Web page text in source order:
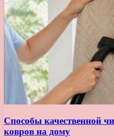
Способы качественной
ковров на дому